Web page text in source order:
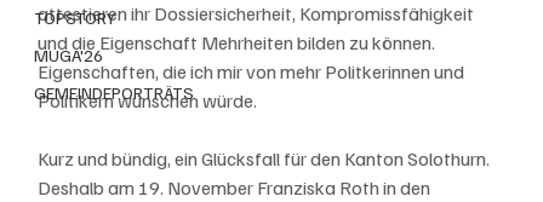
TOPSTORY
MUGA'26
GEMEINDEPORTRÄTS
attestieren ihr Dossiersicherheit, Kompromissfähigkeit
und die Eigenschaft Mehrheiten bilden zu können.
Eigenschaften, die ich mir von mehr Politkerinnen und
Politikern wünschen würde.
Kurz und bündig, ein Glücksfall für den Kanton Solothurn.
Deshalb am 19. November Franziska Roth in den